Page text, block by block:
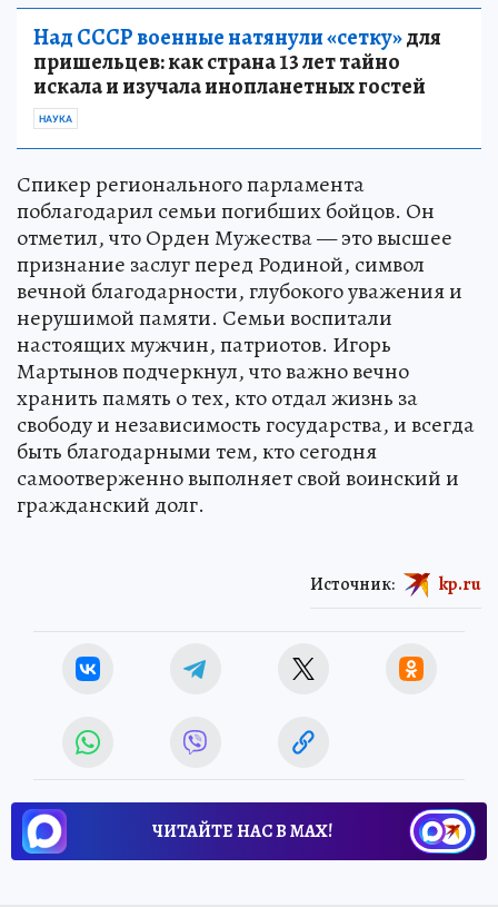
Над СССР военные натянули «сетку»для
пришельцев: как страна 13 лет тайно
искала и изучала инопланетных гостей
НАУКА
Спикер регионального парламента
поблагодарил семьи погибших бойцов. Он
отметил, что Орден Мужества — это высшее
признание заслуг перед Родиной, символ
вечной благодарности, глубокого уважения и
нерушимой памяти. Семьи воспитали
настоящих мужчин, патриотов. Игорь
Мартынов подчеркнул, что важно вечно
хранить память о тех, кто отдал жизнь за
свободу и независимость государства, и всегда
быть благодарными тем, кто сегодня
самоотверженно выполняет свой воинский и
гражданский долг.
Источник: kp.ru
ЧИТАЙТЕ НАС В МАХ!